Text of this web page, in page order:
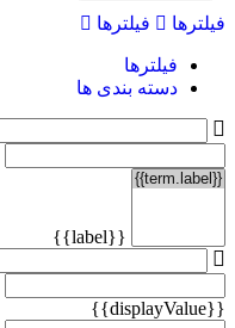
فیلترها فیلترها
فیلترها
دسته بندی ها
{{label}}
{{displayValue}}